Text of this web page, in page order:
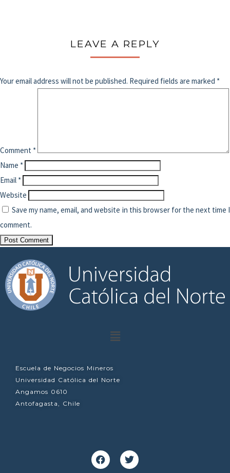
LEAVE A REPLY
Your email address will not be published. Required fields are marked *
Comment *
Name *
Email *
Website
Save my name, email, and website in this browser for the next time I
comment.
Escuela de Negocios Mineros
Universidad Católica del Norte
Angamos 0610
Antofagasta, Chile